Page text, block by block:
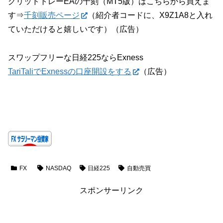
す⇒千刻販売ページ
（紹介者コードに、X9Z1A8と入れ
ていただけると嬉しいです）（広告）
スワップフリーな日経225ならExness
TariTaliでExnessの口座開設をする
（広告）
FX NASDAQ 日経225 自動売買
スポンサーリンク